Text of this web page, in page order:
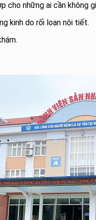
cho những ai cần không
kinh do rối loạn nội tiết.